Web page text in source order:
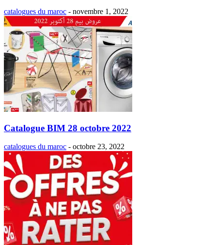
catalogues du maroc - novembre 1, 2022
Catalogue BIM 28 octobre 2022
catalogues du maroc - octobre 23, 2022